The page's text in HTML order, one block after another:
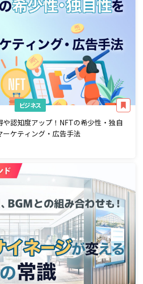
ビジネス
認知度アップ！NFTの希少性・独自
ケティング・広告手法